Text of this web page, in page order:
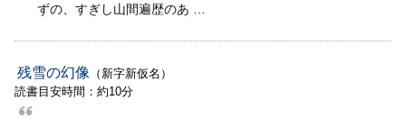
ずの、すぎし山間遍歴のあ …
残雪の幻像 （新字新仮名）
読書目安時間：約10分